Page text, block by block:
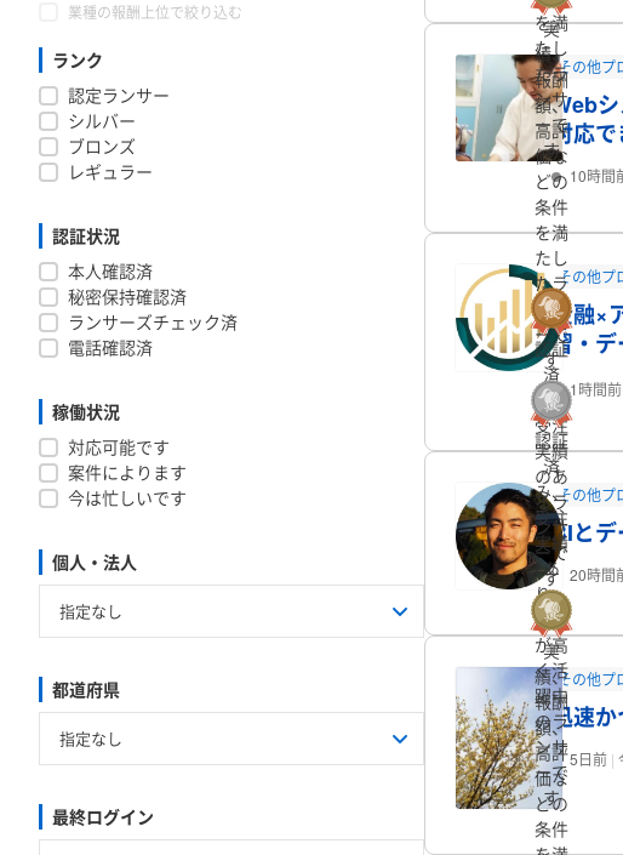
業種の報酬上位で絞り込む
ランク
認定ランサー
シルバー
ブロンズ
レギュラー
認証状況
本人確認済
秘密保持確認済
ランサーズチェック済
電話確認済
稼働状況
対応可能です
案件によります
今は忙しいです
個人・法人
都道府県
指定なし
岩手県
最終ログイン
を満
たし
たラ
ンサ
ーで
す
その他プ
Web
対応
10時間
実
績、
報酬
額、
高評
価な
どの
条件
を満
たし
たラ
ンサ
ーで
す
その他プ
金融×
習・
1時間前
認証
済
み、
受注
実績
のあ
るラ
ンサ
ーで
す
その他プ
BIとデ
20時間
認証
済
み、
受注
実績
あ
り、
評価
が高
く活
躍中
のラ
ンサ
ーで
す
その他プ
迅速か
5日前
実
績、
報酬
額、
高評
価な
どの
条件